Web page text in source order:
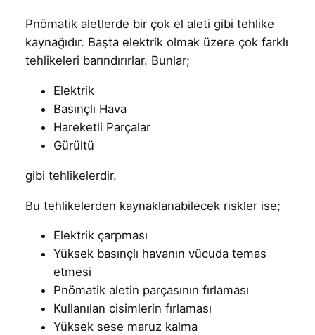
Pnömatik aletlerde bir çok el aleti gibi tehlike
kaynağıdır. Başta elektrik olmak üzere çok farklı
tehlikeleri barındırırlar. Bunlar;
Elektrik
Basınçlı Hava
Hareketli Parçalar
Gürültü
gibi tehlikelerdir.
Bu tehlikelerden kaynaklanabilecek riskler ise;
Elektrik çarpması
Yüksek basınçlı havanın vücuda temas
etmesi
Pnömatik aletin parçasının fırlaması
Kullanılan cisimlerin fırlaması
Yüksek sese maruz kalma